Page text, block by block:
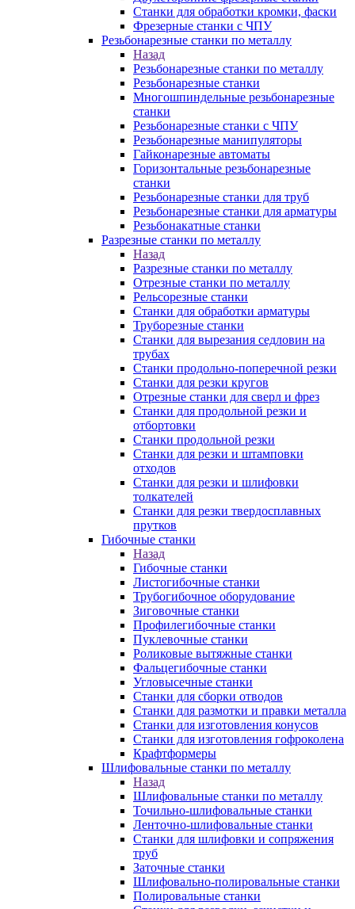
Станки для обработки кромки, фаски
Фрезерные станки с ЧПУ
Резьбонарезные станки по металлу
Назад
Резьбонарезные станки по металлу
Резьбонарезные станки
Многошпиндельные резьбонарезные
станки
Резьбонарезные станки с ЧПУ
Резьбонарезные манипуляторы
Гайконарезные автоматы
Горизонтальные резьбонарезные
станки
Резьбонарезные станки для труб
Резьбонарезные станки для арматуры
Резьбонакатные станки
Разрезные станки по металлу
Назад
Разрезные станки по металлу
Отрезные станки по металлу
Рельсорезные станки
Станки для обработки арматуры
Труборезные станки
Станки для вырезания седловин на
трубаx
Станки продольно-поперечной резки
Станки для резки кругов
Отрезные станки для сверл и фрез
Станки для продольной резки и
отбортовки
Станки продольной резки
Станки для резки и штамповки
отходов
Станки для резки и шлифовки
толкателей
Станки для резки твердосплавных
прутков
Гибочные станки
Назад
Гибочные станки
Листогибочные станки
Трубогибочное оборудование
Зиговочные станки
Профилегибочные станки
Пуклевочные станки
Роликовые вытяжные станки
Фальцегибочные станки
Угловысечные станки
Станки для сборки отводов
Станки для размотки и правки металла
Станки для изготовления конусов
Станки для изготовления гофроколена
Крафтформеры
Шлифовальные станки по металлу
Назад
Шлифовальные станки по металлу
Точильно-шлифовальные станки
Ленточно-шлифовальные станки
Станки для шлифовки и сопряжения
труб
Заточные станки
Шлифовально-полировальные станки
Полировальные станки